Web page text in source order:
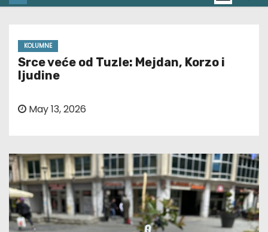
KOLUMNE
Srce veće od Tuzle: Mejdan, Korzo i
ljudine
May 13, 2026